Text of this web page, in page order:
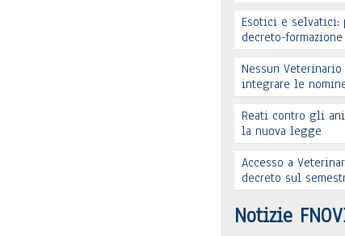
Esotici e
decreto-formazione
Leggi tutto
Nessun Veterinario
integrare le
Leggi tutto
Reati contro gli
la nuova legge
Leggi tutto
Accesso a
decreto sul
Notizie